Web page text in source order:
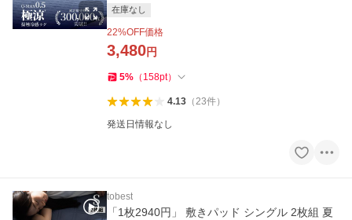
在庫なし
22%OFF価格
3,480円
5% （ 158pt）
4.13（23件）
発送日情報なし
tobest
「1枚2940円」 敷きパッド シングル 2枚組 夏